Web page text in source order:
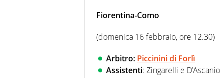
Fiorentina-Como
(domenica 16 febbraio, ore 12.30)
Arbitro: Piccinini di Forlì
Assistenti: Zingarelli e D’Ascanio